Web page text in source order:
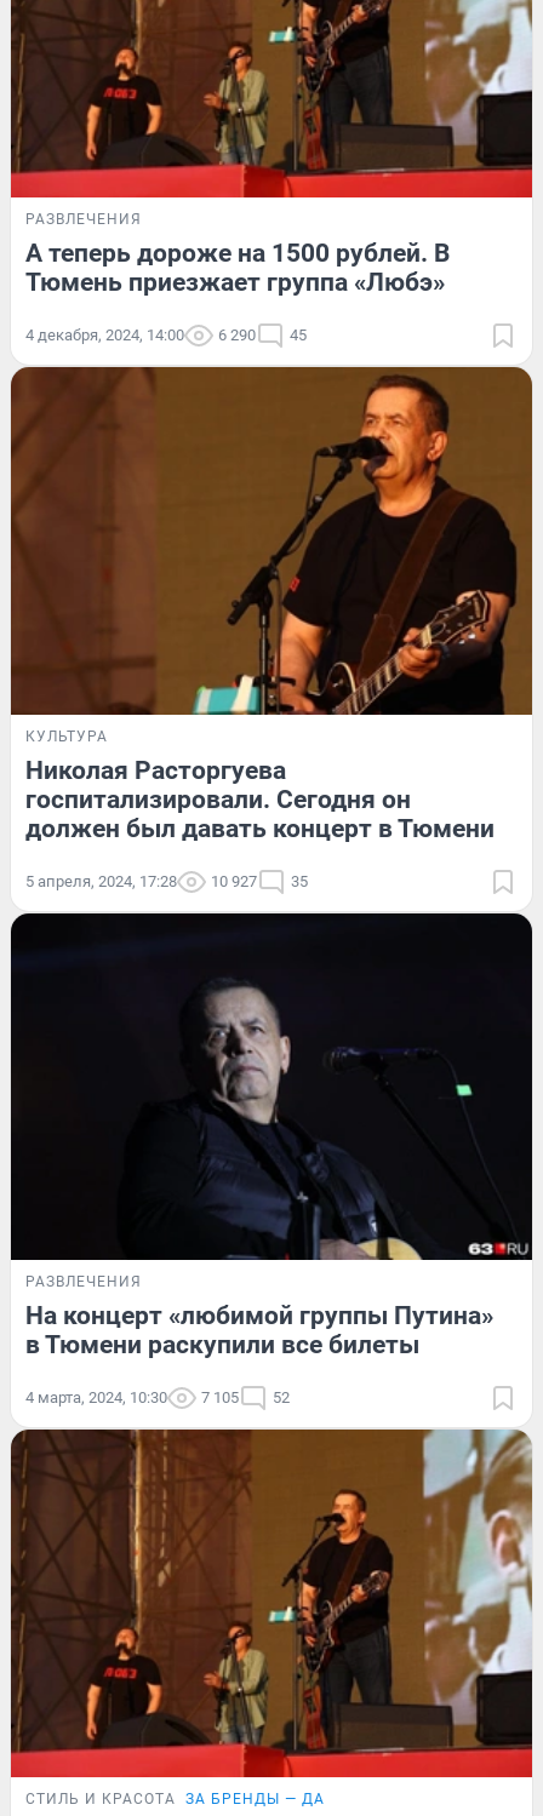
РАЗВЛЕЧЕНИЯ
А теперь дороже на 1500 рублей. В
Тюмень приезжает группа «Любэ»
4 декабря, 2024, 14:00 6 290 45
КУЛЬТУРА
Николая Расторгуева
госпитализировали. Сегодня он
должен был давать концерт в Тюмени
5 апреля, 2024, 17:28 10 927 35
РАЗВЛЕЧЕНИЯ
На концерт «любимой группы Путина»
в Тюмени раскупили все билеты
4 марта, 2024, 10:30 7 105 52
СТИЛЬ И КРАСОТА ЗА БРЕНДЫ — ДА